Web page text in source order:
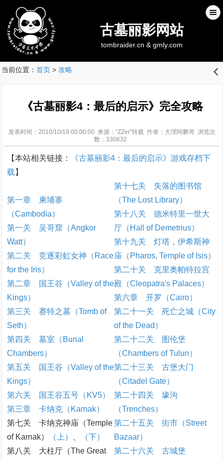
古墓丽影网站
tombraider.cn & gmly.com
当前位置： 首页> 攻略 󰊒
《古墓丽影4：最后的启示》完全攻略
发表时间：2010/10/19 00:00:00 来源：“ZZer”转载 作者：大理阿鹏哥 浏览次
数：330632
【本站相关链接：
《古墓丽影4：最后的启示》游戏存档下
载 】
第一章 柬埔寨
（Cambodia）
第一关 吴哥窟（Angkor
Watt）
第二关 竞逐彩虹女神（Race
for the Iris）
第二章 国王谷（Valley of the
Kings）
第三关 赛特之墓（Tomb of
Seth）
第四关 墓室（Burial
Chambers）
第五关 国王谷（Valley of the
Kings）
第六关 国王谷五号（KV5）
第三章 卡纳克（Karnak）
第七关 卡纳克神庙（Temple
of Karnak）
（上）
（下）
第八关 大柱厅（The Great
第十七关 失落的图书馆
（The Lost Library）
第十八关 德米特里一世大
厅（Hall of Demetrius）
第十九关 灯塔，伊希斯神
庙（Pharos, Temple of Isis）
第二十关 克里奥帕特拉宫
殿（Cleopatra's Palaces）
第六章 开罗（Cairo）
第二十一关 死亡之城（City
of the Dead）
第二十二关 图伦堡
（Chambers of Tulun）
第二十三关 古堡大门
（Citadel Gate）
第二十四关 壕沟
（Trenches）
第二十五关 街市（Street
Bazaar）
第二十六关 古城堡